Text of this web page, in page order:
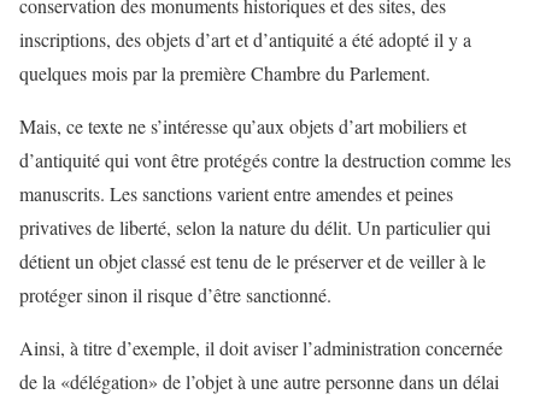
conservation des monuments historiques et des sites, des
inscriptions, des objets d’art et d’antiquité a été adopté il y a
quelques mois par la première Chambre du Parlement.
Mais, ce texte ne s’intéresse qu’aux objets d’art mobiliers et
d’antiquité qui vont être protégés contre la destruction comme les
manuscrits. Les sanctions varient entre amendes et peines
privatives de liberté, selon la nature du délit. Un particulier qui
détient un objet classé est tenu de le préserver et de veiller à le
protéger sinon il risque d’être sanctionné.
Ainsi, à titre d’exemple, il doit aviser l’administration concernée
de la «délégation» de l’objet à une autre personne dans un délai